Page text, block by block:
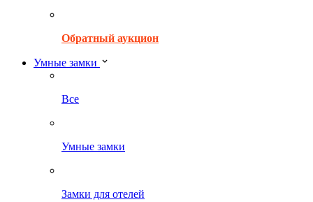
Обратный аукцион
Умные замки
Все
Умные замки
Замки для отелей